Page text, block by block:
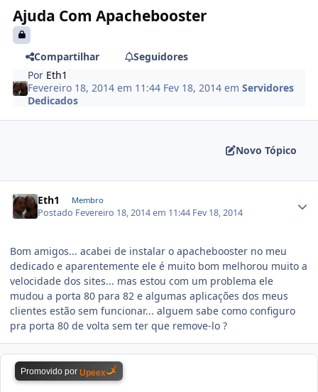
Ajuda Com Apachebooster
Compartilhar
Seguidores
Por Eth1
Fevereiro 18, 2014 em 11:44 Fev 18, 2014 emServidores
Dedicados
Novo Tópico
Eth1 Membro
Postado Fevereiro 18, 2014 em 11:44 Fev 18, 2014
Bom amigos... acabei de instalar o apachebooster no meu
dedicado e aparentemente ele é muito bom melhorou muito a
velocidade dos sites... mas estou com um problema ele
mudou a porta 80 para 82 e algumas aplicações dos meus
clientes estão sem funcionar... alguem sabe como configuro
pra porta 80 de volta sem ter que remove-lo ?